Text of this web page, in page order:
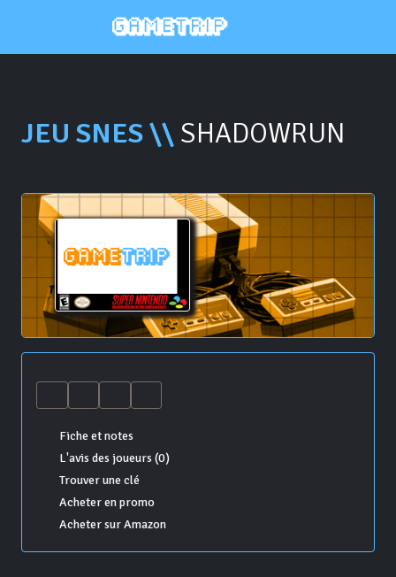
JEU SNES \\ SHADOWRUN
Fiche et notes
L'avis des joueurs (0)
Trouver une clé
Acheter en promo
Acheter sur Amazon